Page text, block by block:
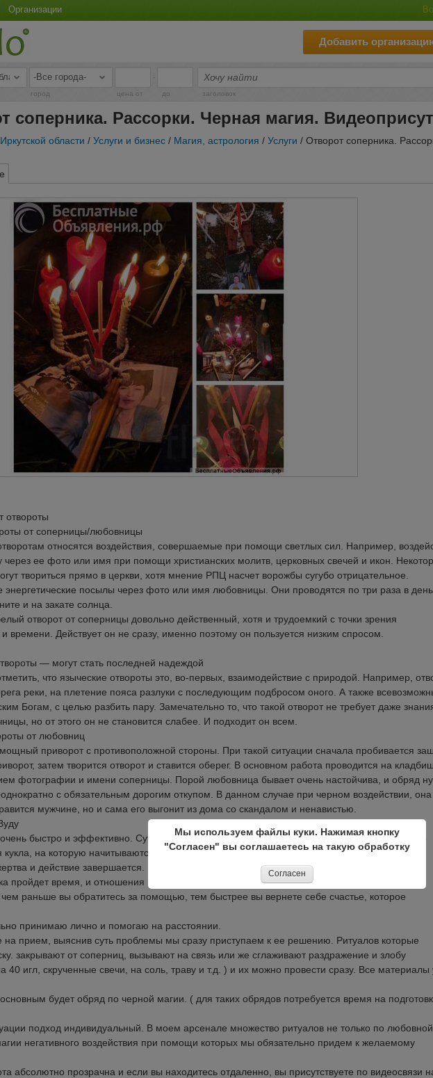
Организации
Добавить
-
город цена от до заголовок
соперника. Рассорки. Черная магия.
области / Услуги и бизнес / Магия, астрология / Услуги / Отворот соперника.
отвороты
от соперницы/любовницы
относятся воздействия, совершаемые при помощи светлых сил. Например,
через ее фото или имя при помощи христианских молитв, церковных свечей и икон.
твориться прямо в церкви, хотя мнение РПЦ насчет ворожбы сугубо отрицательное.
посылы через фото или имя любовницы. Они проводятся по три раза в
и на закате солнца.
отворот от соперницы довольно действенный, хотя и трудоемкий с точки зрения
и времени. Действует он не сразу, именно поэтому он пользуется низким спросом.
— могут стать последней надеждой
что языческие отвороты это, во-первых, взаимодействие с природой. Например,
реки, на плетение пояса разлуки с последующим подбросом оного. А также
Богам, с целью разбить пару. Замечательно то, что такой отворот не требует даже
но от этого он не становится слабее. И подходит он всем.
от любовниц
приворот с противоположной стороны. При такой ситуации сначала пробивается
затем творится отворот и ставится оберег. В основном работа проводится на
фотографии и имени соперницы. Порой любовница бывает очень настойчива, и обряд
с обязательным дорогим откупом. В данном случае при черном воздействии,
мужчине, но и сама его выгонит из дома со скандалом и ненавистью.
быстро и эффективно. Суть его в том, что из воска, кусочков вещей (если есть) и фото
на которую начитываются заклинания с призванием духов – помощников. Затем
и действие завершается. В течение недели пара расстанется.
пройдет время, и отношения между любовниками укрепятся. Нужно рвать порочные узы
раньше вы обратитесь за помощью, тем быстрее вы вернете себе счастье, которое
принимаю лично и помогаю на расстоянии.
на прием, выяснив суть проблемы мы сразу приступаем к ее решению. Ритуалов которые
закрывают от соперниц, вызывают на связь или же сглаживают раздражение и злобу
40 игл, скрученные свечи, на соль, траву и т.д. ) и их можно провести сразу. Все материалы
будет обряд по черной магии. ( для таких обрядов потребуется время на
подход индивидуальный. В моем арсенале множество ритуалов не только по любовной
негативного воздействия при помощи которых мы обязательно придем к желаемому
абсолютно прозрачна и если вы находитесь отдаленно, вы присутствуете по видеосвязи
Мы используем файлы куки. Нажимая кнопку
"Согласен" вы соглашаетесь на такую обработку
Согласен